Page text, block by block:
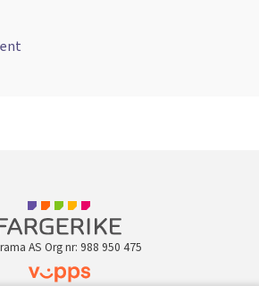
AS Org nr: 988 950 475